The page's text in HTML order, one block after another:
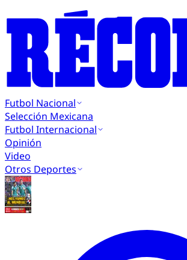
Futbol Nacional
Selección Mexicana
Futbol Internacional
Opinión
Video
Otros Deportes